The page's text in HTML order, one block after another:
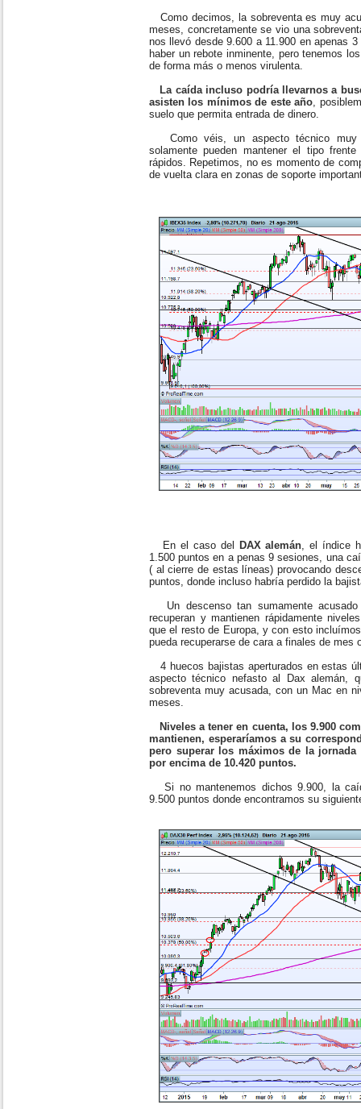
Como decimos, la sobreventa es muy
meses, concretamente se vio una
nos llevó desde 9.600 a 11.900 en apenas
haber un rebote inminente, pero tenemos
de forma más o menos virulenta.
La caída incluso podría llevarnos a
asisten los mínimos de este año,
suelo que permita entrada de dinero.
Como véis, un aspecto técnico muy
solamente pueden mantener el tipo
rápidos. Repetimos, no es momento de
de vuelta clara en zonas de soporte
En el caso del DAX alemán , el índice
1.500 puntos en a penas 9 sesiones, una
( al cierre de estas líneas) provocando
puntos, donde incluso habría perdido la
Un descenso tan sumamente
recuperan y mantienen rápidamente
que el resto de Europa, y con esto
pueda recuperarse de cara a finales de mes
4 huecos bajistas aperturados en estas
aspecto técnico nefasto al Dax alemán,
sobreventa muy acusada, con un Mac en
meses.
Niveles a tener en cuenta, los 9.900
mantienen, esperaríamos a su
pero superar los máximos de la
por encima de 10.420 puntos.
Si no mantenemos dichos 9.900, la
9.500 puntos donde encontramos su